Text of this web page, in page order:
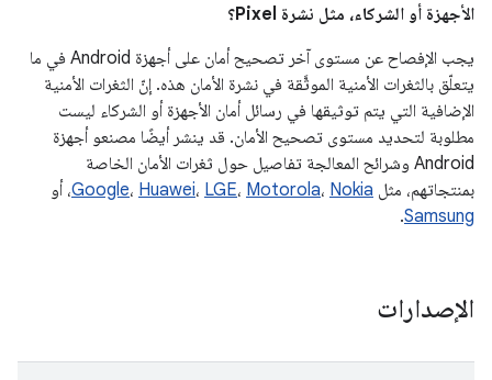
الأجهزة أو الشركاء، مثل نشرة Pixel؟
يجب الإفصاح عن مستوى آخر تصحيح أمان على أجهزة Android في ما
يتعلّق بالثغرات الأمنية الموثَّقة في نشرة الأمان هذه. إنّ الثغرات الأمنية
الإضافية التي يتم توثيقها في رسائل أمان الأجهزة أو الشركاء ليست
مطلوبة لتحديد مستوى تصحيح الأمان. قد ينشر أيضًا مصنعو أجهزة
Android وشرائح المعالجة تفاصيل حول ثغرات الأمان الخاصة
بمنتجاتهم، مثل
Google، Huawei، LGE، Motorola، Nokia
، أو
Samsung
.
الإصدارات